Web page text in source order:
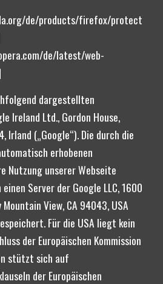
de/products/firefox/protect
de/latest/web-
dargestellten
Ireland Ltd., Gordon House,
Irland („Google“). Die durch die
erhobenen
Nutzung unserer Webseite
Server der Google LLC, 1600
View, CA 94043, USA
Für die USA liegt kein
der Europäischen Kommission
stützt sich auf
der Europäischen